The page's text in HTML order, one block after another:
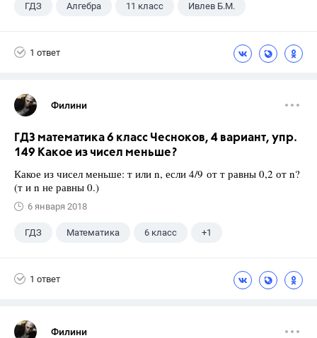
ГДЗ Алгебра 11 класс Ивлев Б.М.
1 ответ
Филини
ГДЗ математика 6 класс Чесноков, 4 вариант, упр.
149 Какое из чисел меньше?
Какое из чисел меньше: т или n, если 4/9 от т равны 0,2 от n?
(т и n не равны 0.)
6 января 2018
ГДЗ Математика 6 класс +1
1 ответ
Филини